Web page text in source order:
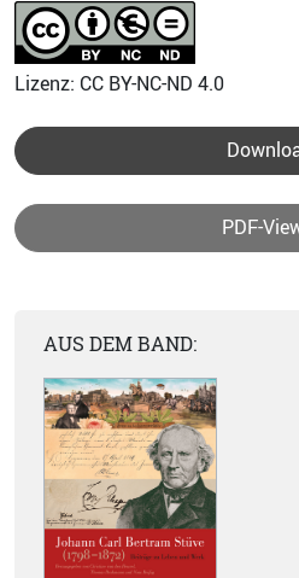
Lizenz: CC BY-NC-ND 4.0
PDF-
AUS DEM BAND: